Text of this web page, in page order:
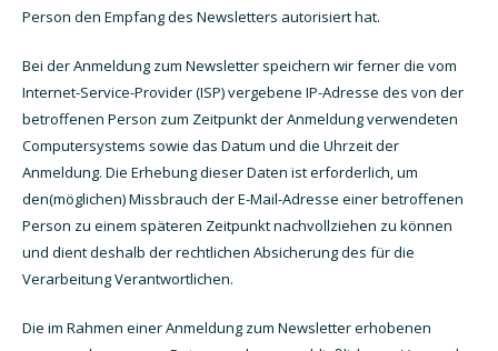
Person den Empfang des Newsletters autorisiert hat.
Bei der Anmeldung zum Newsletter speichern wir ferner die vom
Internet-Service-Provider (ISP) vergebene IP-Adresse des von der
betroffenen Person zum Zeitpunkt der Anmeldung verwendeten
Computersystems sowie das Datum und die Uhrzeit der
Anmeldung. Die Erhebung dieser Daten ist erforderlich, um
den(möglichen) Missbrauch der E-Mail-Adresse einer betroffenen
Person zu einem späteren Zeitpunkt nachvollziehen zu können
und dient deshalb der rechtlichen Absicherung des für die
Verarbeitung Verantwortlichen.
Die im Rahmen einer Anmeldung zum Newsletter erhobenen